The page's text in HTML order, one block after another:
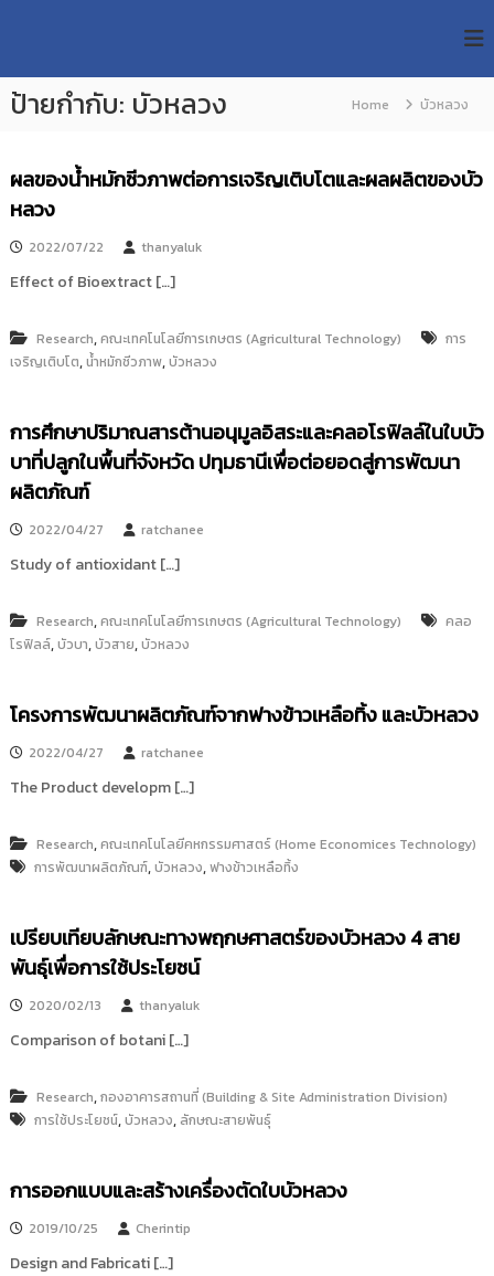
p
U
T
R
e
s
e
a
c
h
p
o
s
t
o
y
:
ง
ข้
อ
ง
วิ
จั
วิ
ท
ลั
ย
เ
ค
น
ล
ยี
ร
ม
ค
ล
ญ
รี
ป้ายกำกับ: บัวหลวง Home บัวหลวง
ผลของน้ำหมักชีวภาพต่อการเจริญเติบโตและผลผลิตของบัว
หลวง
2022/07/22 thanyaluk
Effect of Bioextract […]
Research,คณะเทคโนโลยีการเกษตร (Agricultural Technology)
การ
เจริญเติบโต,น้ำหมักชีวภาพ,บัวหลวง
การศึกษาปริมาณสารต้านอนุมูลอิสระและคลอโรฟิลล์ในใบบัว
บาที่ปลูกในพื้นที่จังหวัด ปทุมธานีเพื่อต่อยอดสู่การพัฒนา
ผลิตภัณฑ์
2022/04/27 ratchanee
Study of antioxidant […]
Research,คณะเทคโนโลยีการเกษตร (Agricultural Technology)
คลอ
โรฟิลล์,บัวบา,บัวสาย,บัวหลวง
โครงการพัฒนาผลิตภัณฑ์จากฟางข้าวเหลือทิ้ง และบัวหลวง
2022/04/27 ratchanee
The Product developm […]
Research,คณะเทคโนโลยีคหกรรมศาสตร์ (Home Economices Technology)
การพัฒนาผลิตภัณฑ์,บัวหลวง,ฟางข้าวเหลือทิ้ง
เปรียบเทียบลักษณะทางพฤกษศาสตร์ของบัวหลวง 4 สาย
พันธุ์เพื่อการใช้ประโยชน์
2020/02/13 thanyaluk
Comparison of botani […]
Research,กองอาคารสถานที่ (Building & Site Administration Division)
การใช้ประโยชน์,บัวหลวง, ลักษณะสายพันธุ์
การออกแบบและสร้างเครื่องตัดใบบัวหลวง
2019/10/25 Cherintip
Design and Fabricati […]